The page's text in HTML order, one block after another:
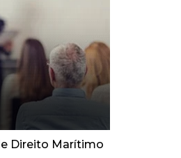
Direito Marítimo